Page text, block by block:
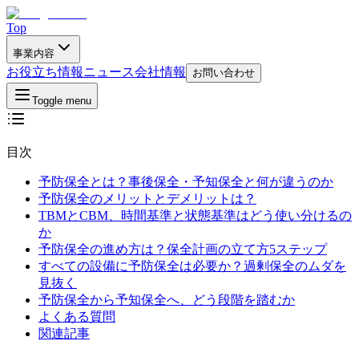
Top
事業内容
お役立ち情報ニュース会社情報 お問い合わせ
Toggle menu
目次
予防保全とは？事後保全・予知保全と何が違うのか
予防保全のメリットとデメリットは？
TBMとCBM、時間基準と状態基準はどう使い分けるの
か
予防保全の進め方は？保全計画の立て方5ステップ
すべての設備に予防保全は必要か？過剰保全のムダを
見抜く
予防保全から予知保全へ、どう段階を踏むか
よくある質問
関連記事